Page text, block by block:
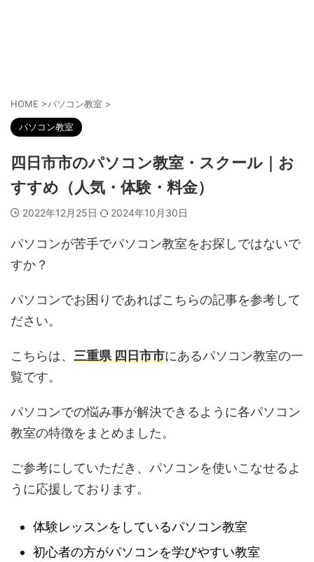
HOME >パソコン教室 >
パソコン教室
四日市市のパソコン教室・スクール｜お
すすめ（人気・体験・料金）
2022年12月25日 2024年10月30日
パソコンが苦手でパソコン教室をお探しではないで
すか？
パソコンでお困りであればこちらの記事を参考して
ださい。
こちらは、 三重県 四日市市にあるパソコン教室の一
覧です。
パソコンでの悩み事が解決できるように各パソコン
教室の特徴をまとめました。
ご参考にしていただき、パソコンを使いこなせるよ
うに応援しております。
体験レッスンをしているパソコン教室
初心者の方がパソコンを学びやすい教室